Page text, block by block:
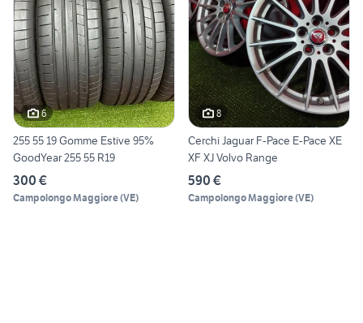
6
255 55 19 Gomme Estive 95%
GoodYear 255 55 R19
300 €
Campolongo Maggiore(VE)
8
Cerchi Jaguar F-Pace E-Pace XE
XF XJ Volvo Range
590 €
Campolongo Maggiore(VE)